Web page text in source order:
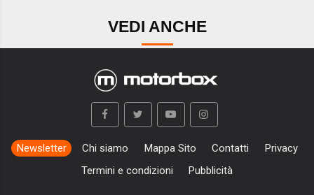
VEDI ANCHE
Newsletter Chi siamo Mappa Sito Contatti
Privacy
Termini e condizioni
Pubblicità